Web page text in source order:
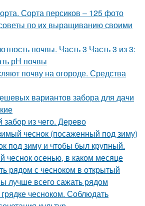
Сорта персиков – 125 фото
по их выращиванию своими
почвы. Часть 3 Часть 3 из 3:
рН почвы
почву на огороде. Средства
вариантов забора для дачи
из чего. Дерево
чеснок (посаженный под зиму)
под зиму и чтобы был крупный.
чеснок осенью, в каком месяце
рядом с чесноком в открытый
лучше всего сажать рядом
чесноком. Соблюдать